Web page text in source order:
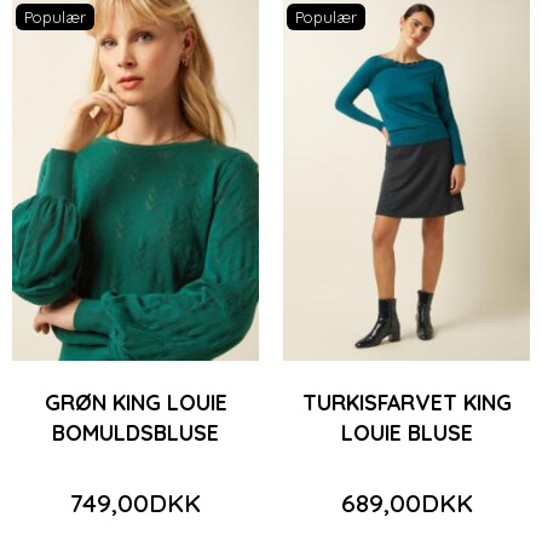
Populær
GRØN KING LOUIE
BOMULDSBLUSE
749,00DKK
Populær
TURKISFARVET KING
LOUIE BLUSE
689,00DKK